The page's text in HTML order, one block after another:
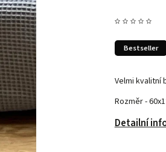
Bestseller
Velmi kvalitní
Rozměr -
Detailní